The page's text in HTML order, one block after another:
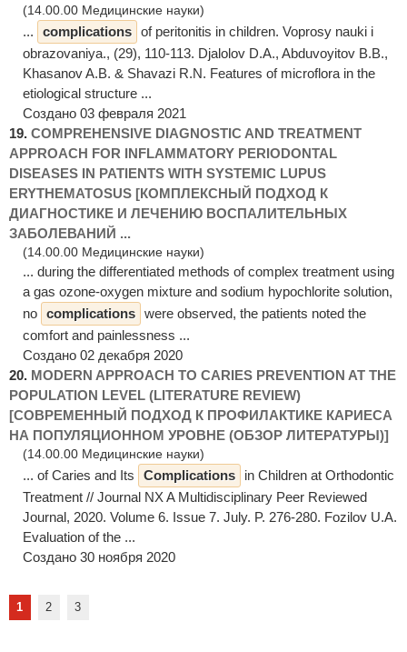
(14.00.00 Медицинские науки)
... complications of peritonitis in children. Voprosy nauki i
obrazovaniya., (29), 110-113. Djalolov D.A., Abduvoyitov B.B.,
Khasanov A.B. & Shavazi R.N. Features of microflora in the
etiological structure ...
Создано 03 февраля 2021
19. COMPREHENSIVE DIAGNOSTIC AND TREATMENT
APPROACH FOR INFLAMMATORY PERIODONTAL
DISEASES IN PATIENTS WITH SYSTEMIC LUPUS
ERYTHEMATOSUS [КОМПЛЕКСНЫЙ ПОДХОД К
ДИАГНОСТИКЕ И ЛЕЧЕНИЮ ВОСПАЛИТЕЛЬНЫХ
ЗАБОЛЕВАНИЙ ...
(14.00.00 Медицинские науки)
... during the differentiated methods of complex treatment using
a gas ozone-oxygen mixture and sodium hypochlorite solution,
no complications were observed, the patients noted the
comfort and painlessness ...
Создано 02 декабря 2020
20. MODERN APPROACH TO CARIES PREVENTION AT THE
POPULATION LEVEL (LITERATURE REVIEW)
[СОВРЕМЕННЫЙ ПОДХОД К ПРОФИЛАКТИКЕ КАРИЕСА
НА ПОПУЛЯЦИОННОМ УРОВНЕ (ОБЗОР ЛИТЕРАТУРЫ)]
(14.00.00 Медицинские науки)
... of Caries and Its Complications
in Children at Orthodontic
Treatment // Journal NX A Multidisciplinary Peer Reviewed
Journal, 2020. Volume 6. Issue 7. July. P. 276-280. Fozilov U.A.
Evaluation of the ...
Создано 30 ноября 2020
1 2 3